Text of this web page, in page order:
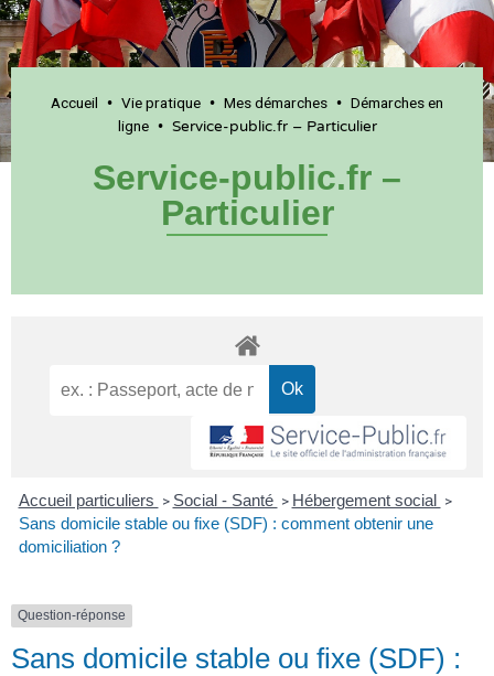
Accueil • Vie pratique • Mes démarches • Démarches en
ligne• Service-public.fr – Particulier
Service-public.fr –
Particulier
Accueil particuliers > Social - Santé > Hébergement social >
Sans domicile stable ou fixe (SDF) : comment obtenir une
domiciliation ?
Question-réponse
Sans domicile stable ou fixe (SDF) :